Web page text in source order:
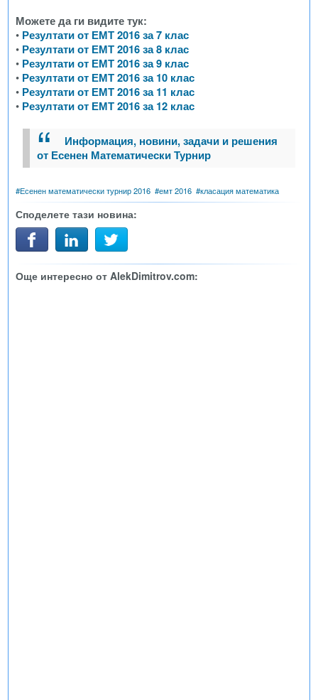
Можете да ги видите тук:
• Резултати от ЕМТ 2016 за 7 клас
• Резултати от ЕМТ 2016 за 8 клас
• Резултати от ЕМТ 2016 за 9 клас
• Резултати от ЕМТ 2016 за 10 клас
• Резултати от ЕМТ 2016 за 11 клас
• Резултати от ЕМТ 2016 за 12 клас
Информация, новини, задачи и решения
от Есенен Математически Турнир
#Есенен математически турнир 2016 #емт 2016 #класация математика
Споделете тази новина:
Още интересно от AlekDimitrov.com: